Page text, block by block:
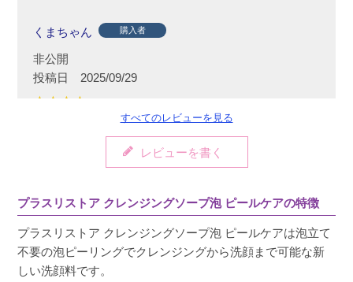
くまちゃん 購入者
非公開
投稿日
2025/09/29
お鼻の皮脂が多い所に使っています。今の所い
もち
非公開
すべてのレビューを見る
レビューを書く
プラスリストア クレンジングソープ泡 ピールケアの特徴
プラスリストア クレンジングソープ泡 ピールケアは泡立て
不要の泡ピーリングでクレンジングから洗顔まで可能な新
しい洗顔料です。